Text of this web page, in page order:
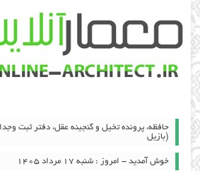
حافظه، پرونده تخيل و گنجينه عقل، دفتر ثبت
(بازيل
خوش آمدید - امروز : شنبه ۱۷ مرداد ۱۴۰۵